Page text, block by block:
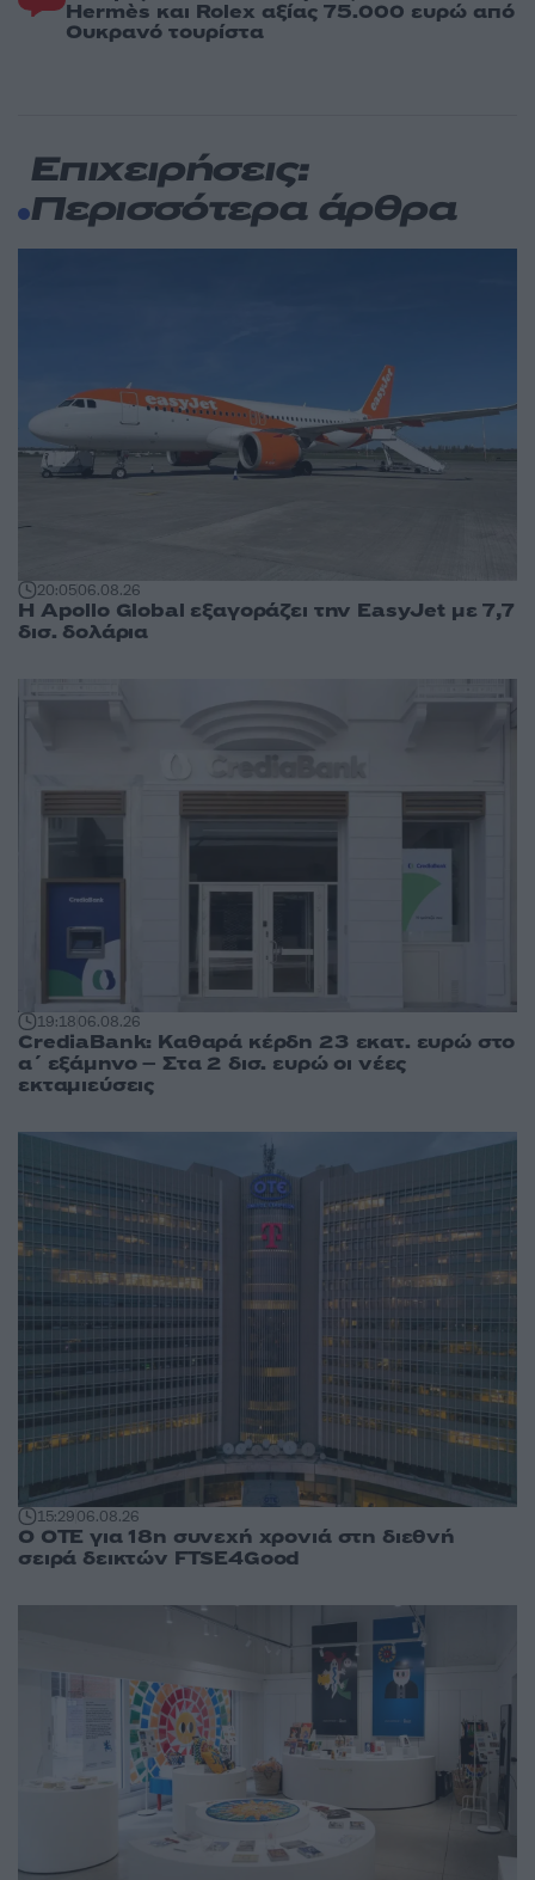
Hermès και Rolex αξίας 75.000 ευρώ από
Ουκρανό τουρίστα
Επιχειρήσεις:
Περισσότερα άρθρα
20:0506.08.26
Η Apollo Global εξαγοράζει την EasyJet με 7,7
δισ. δολάρια
19:1806.08.26
CrediaBank: Καθαρά κέρδη 23 εκατ. ευρώ στο
α΄ εξάμηνο – Στα 2 δισ. ευρώ οι νέες
εκταμιεύσεις
15:2906.08.26
Ο ΟΤΕ για 18η συνεχή χρονιά στη διεθνή
σειρά δεικτών FTSE4Good